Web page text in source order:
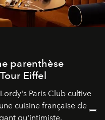
parenthèse
Eiffel
Paris Club cultive
cuisine française de
qu'intimiste.